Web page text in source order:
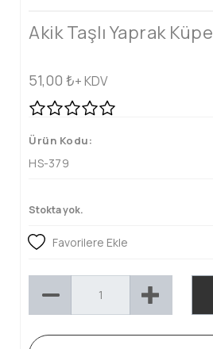
Akik Taşlı Yaprak Küpe
51,00 ₺+ KDV
Ürün Kodu:
HS-379
Stokta yok.
Favorilere Ekle